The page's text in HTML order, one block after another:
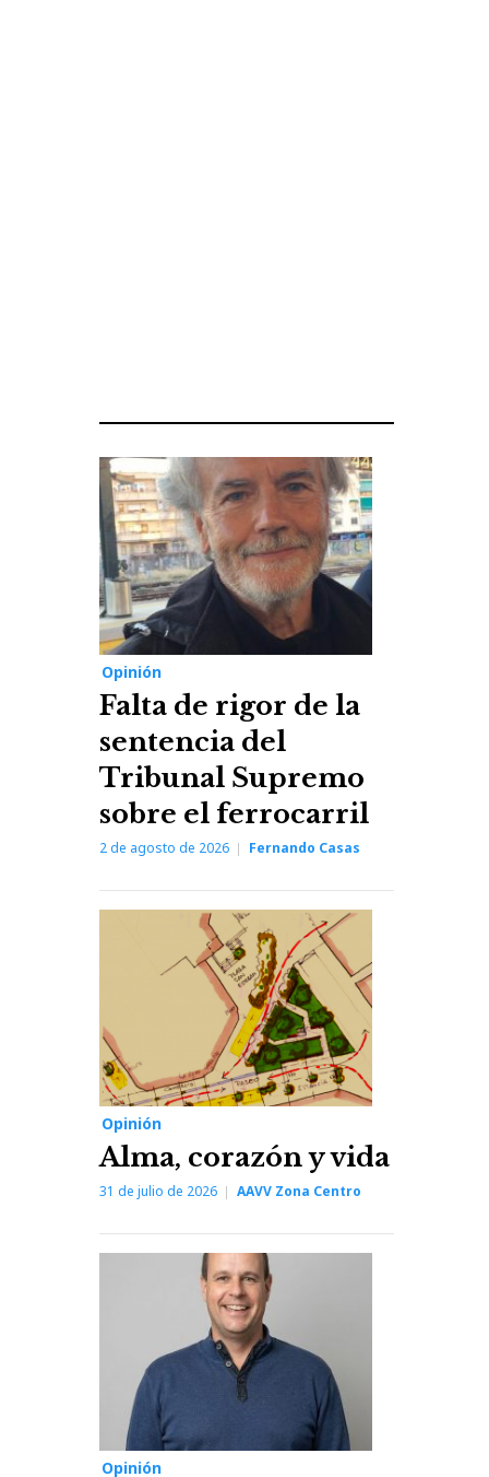
Opinión
Falta de rigor de la
sentencia del
Tribunal Supremo
sobre el ferrocarril
2 de agosto de 2026 Fernando Casas
Opinión
Alma, corazón y vida
31 de julio de 2026 AAVV Zona Centro
Opinión